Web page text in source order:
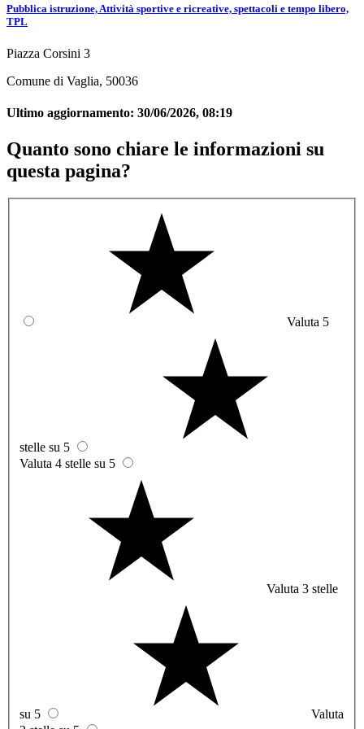
Pubblica istruzione, Attività sportive e ricreative, spettacoli e tempo libero,
TPL
Piazza Corsini 3
Comune di Vaglia, 50036
Ultimo aggiornamento: 30/06/2026, 08:19
Quanto sono chiare le informazioni su
questa pagina?
Valuta 5
stelle su 5
Valuta 4 stelle su 5
Valuta 3 stelle
su 5
Valuta